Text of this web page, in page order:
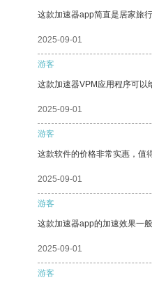
这款加速器app简直是居家旅
2025-09-01
游客
这款加速器VPM应用程序可以
2025-09-01
游客
这款软件的价格非常实惠，值
2025-09-01
游客
这款加速器app的加速效果一
2025-09-01
游客